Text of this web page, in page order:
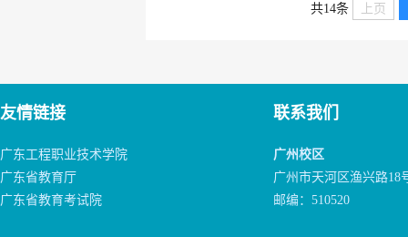
共14条 上页
友情链接
广东工程职业技术学院
广东省教育厅
广东省教育考试院
联系我们
广州校区
广州市天河区渔兴路18
邮编：510520